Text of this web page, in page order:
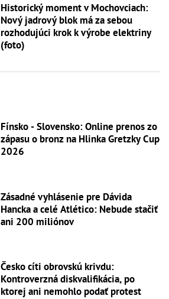
Historický moment v Mochovciach:
Nový jadrový blok má za sebou
rozhodujúci krok k výrobe elektriny
(foto)
Fínsko - Slovensko: Online prenos zo
zápasu o bronz na Hlinka Gretzky Cup
2026
Zásadné vyhlásenie pre Dávida
Hancka a celé Atlético: Nebude stačiť
ani 200 miliónov
Česko cíti obrovskú krivdu:
Kontroverzná diskvalifikácia, po
ktorej ani nemohlo podať protest